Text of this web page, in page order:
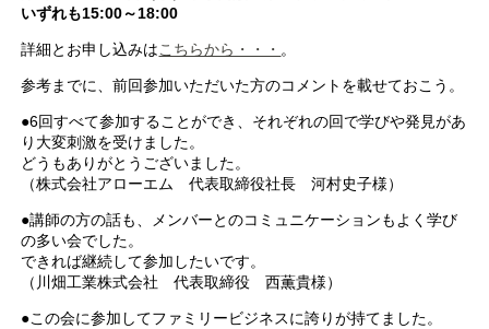
いずれも15:00～18:00
詳細とお申し込みはこちらから・・・ 。
参考までに、前回参加いただいた方のコメントを載せておこう。
●6回すべて参加することができ、それぞれの回で学びや発見があ
り大変刺激を受けました。
どうもありがとうございました。
（株式会社アローエム 代表取締役社長 河村史子様）
●講師の方の話も、メンバーとのコミュニケーションもよく学び
の多い会でした。
できれば継続して参加したいです。
（川畑工業株式会社 代表取締役 西薫貴様）
●この会に参加してファミリービジネスに誇りが持てました。